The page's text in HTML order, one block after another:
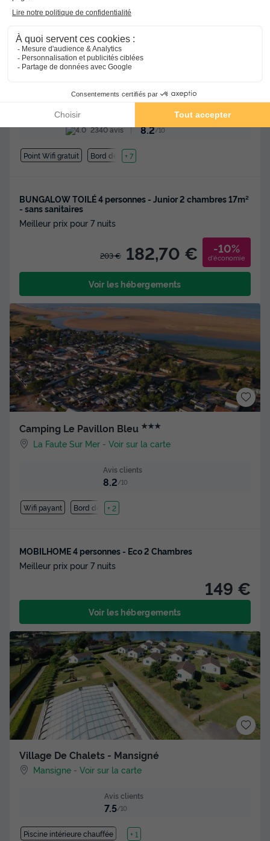
★★★★★
Les Sables-d'olonne -Voir sur la carte
Avis TripAdvisor
2340 avis
Avis clients
8.2/10
Point Wifi gratuit Bord de mer
+ 7
BUNGALOW TOILÉ 4 personnes - Junior 2 chambres 17m²
- sans sanitaires
Meilleur prix pour 7 nuits
203 € 182,70 € -10%
d'économie
Voir les hébergements
Camping Le Pavillon Bleu ★★★
La Faute Sur Mer -Voir sur la carte
Avis clients
8.2/10
Wifi payant Bord de mer
+ 2
MOBILHOME 4 personnes - Eco 2 Chambres
Meilleur prix pour 7 nuits
149 €
Voir les hébergements
Village De Chalets - Mansigné
Mansigne -Voir sur la carte
Avis clients
7.5/10
Piscine intérieure chauffée Lac
+ 1